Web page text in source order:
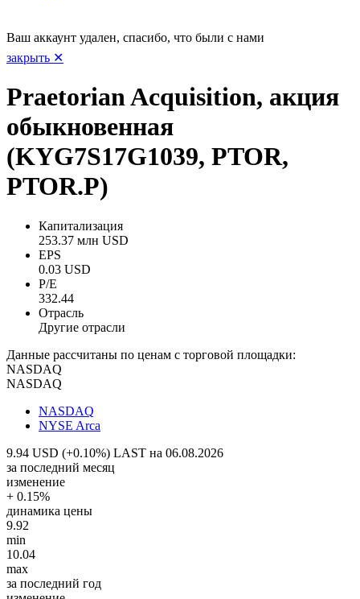
Ваш аккаунт удален, спасибо, что были с нами
закрыть ✕
Praetorian Acquisition, акция
обыкновенная
(KYG7S17G1039, PTOR,
PTOR.P)
Капитализация
253.37 млн USD
EPS
0.03 USD
P/E
332.44
Отрасль
Другие отрасли
Данные рассчитаны по ценам с торговой площадки:
NASDAQ
NASDAQ
NASDAQ
NYSE Arca
9.94 USD (+0.10%) LAST на 06.08.2026
за последний месяц
изменение
+ 0.15%
динамика цены
9.92
min
10.04
max
за последний год